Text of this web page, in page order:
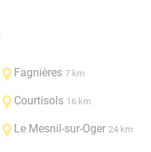
Fagnières 7 km
Courtisols 16 km
Le Mesnil-sur-Oger 24 km